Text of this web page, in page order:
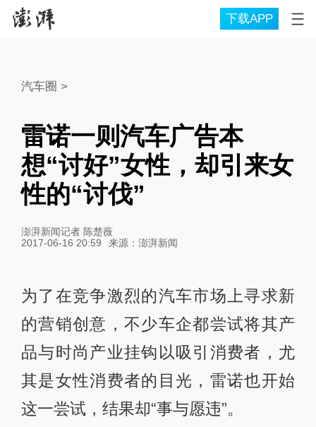
下载APP
汽车圈 >
雷诺一则汽车广告本
想“讨好”女性，却引来女
性的“讨伐”
澎湃新闻记者 陈楚薇
2017-06-16 20:59
来源： 澎湃新闻
为了在竞争激烈的汽车市场上寻求新
的营销创意，不少车企都尝试将其产
品与时尚产业挂钩以吸引消费者，尤
其是女性消费者的目光，雷诺也开始
这一尝试，结果却“事与愿违”。